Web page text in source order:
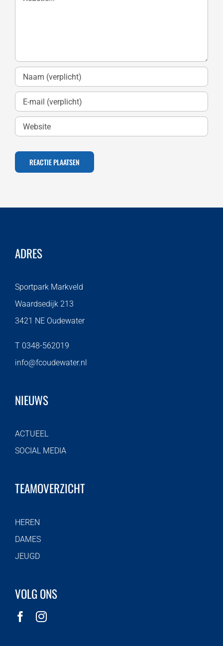
ADRES
Sportpark Markveld
Waardsedijk 213
3421 NE Oudewater
T 0348-562019
info@fcoudewater.nl
NIEUWS
ACTUEEL
SOCIAL MEDIA
TEAMOVERZICHT
HEREN
DAMES
JEUGD
VOLG ONS